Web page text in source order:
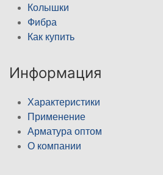
Колышки
Фибра
Как купить
Информация
Характеристики
Применение
Арматура оптом
О компании